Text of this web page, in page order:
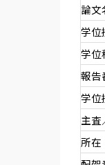
論文
学位
学位
報告
学位
主査
所在